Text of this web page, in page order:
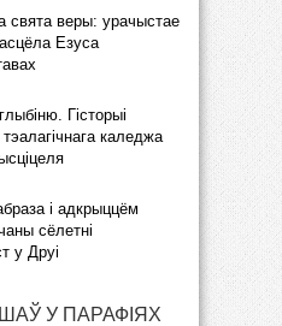
свята веры: урачыстае
Езуса
Гісторыі
каледжа
і адкрыццём
сёлетні
у Друі
У ПАРАФІЯХ